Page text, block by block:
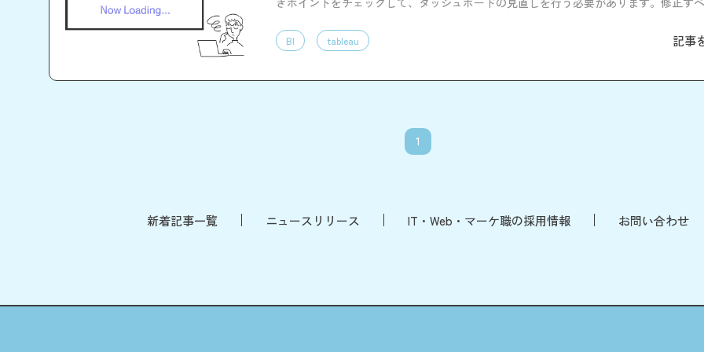
BI tableau 記事
1
新着記事一覧 ニュースリリース IT・Web・マーケ職の採用情報 お問い合わせ